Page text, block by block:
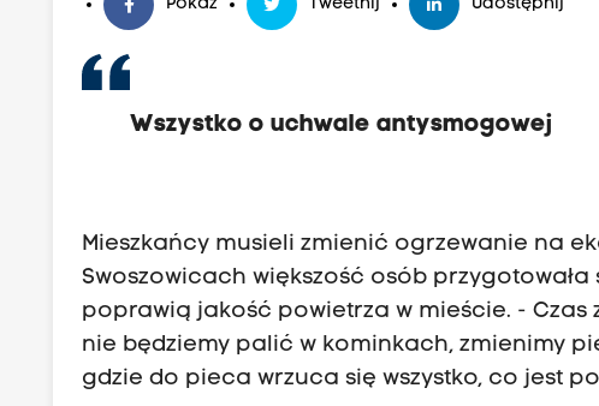
Pokaż Tweetnij Udostępnij
Wszystko o uchwale antysmogowej
Mieszkańcy musieli zmienić ogrzewanie na
Swoszowicach większość osób
poprawią jakość powietrza w mieście. - Czas
nie będziemy palić w kominkach, zmienimy
gdzie do pieca wrzuca się wszystko, co jest